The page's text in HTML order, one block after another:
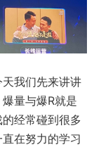
我们先来讲讲
量与爆R就是
经常碰到很多
在努力的学习